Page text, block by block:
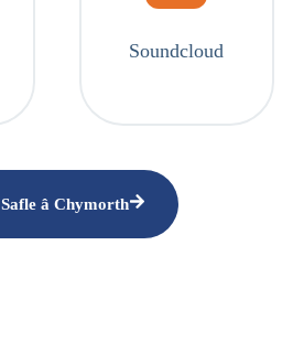
Soundcloud
â Chymorth